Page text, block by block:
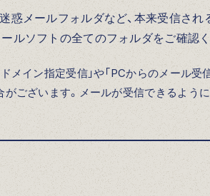
惑メールフォルダなど、本来受信さ
ルソフトの全てのフォルダをご確認く
メイン指定受信」や「PCからのメール
ございます。メールが受信できるように